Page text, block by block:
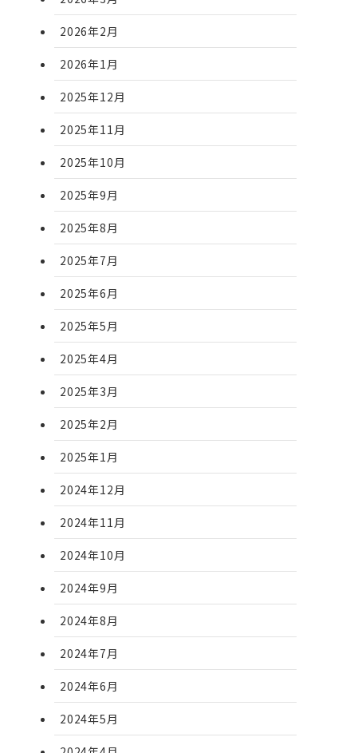
2026年2月
2026年1月
2025年12月
2025年11月
2025年10月
2025年9月
2025年8月
2025年7月
2025年6月
2025年5月
2025年4月
2025年3月
2025年2月
2025年1月
2024年12月
2024年11月
2024年10月
2024年9月
2024年8月
2024年7月
2024年6月
2024年5月